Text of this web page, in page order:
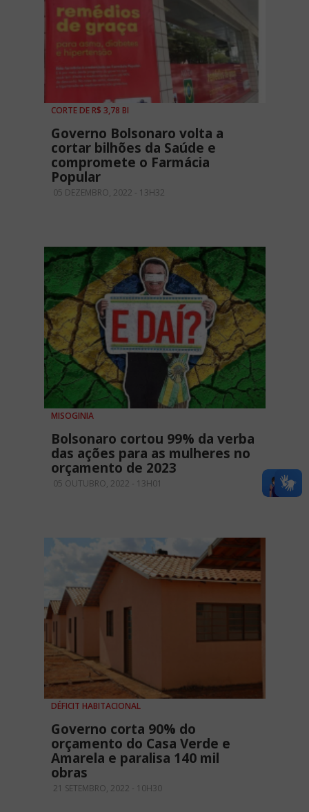
CORTE DE R$ 3,78 BI
Governo Bolsonaro volta a
cortar bilhões da Saúde e
compromete o Farmácia
Popular
05 DEZEMBRO, 2022 - 13H32
MISOGINIA
Bolsonaro cortou 99% da verba
das ações para as mulheres no
orçamento de 2023
05 OUTUBRO, 2022 - 13H01
DÉFICIT HABITACIONAL
Governo corta 90% do
orçamento do Casa Verde e
Amarela e paralisa 140 mil
obras
21 SETEMBRO, 2022 - 10H30